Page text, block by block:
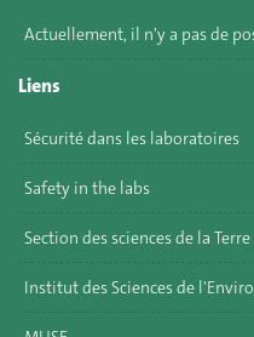
Actuellement, il n'y a pas de
Liens
Sécurité dans les laboratoires
Safety in the labs
Section des sciences de la
Institut des Sciences de